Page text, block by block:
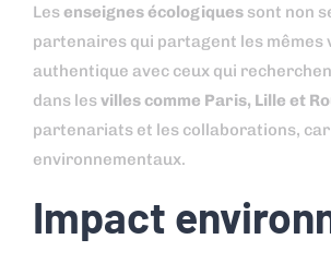
Lesenseignes écologiques sont non
partenaires qui partagent les mêmes
authentique avec ceux qui
dans lesvilles comme Paris, Lille et
partenariats et les collaborations,
environnementaux.
Impact